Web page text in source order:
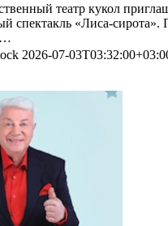
театр кукол
спектакль «Лиса-сирота».
2026-07-